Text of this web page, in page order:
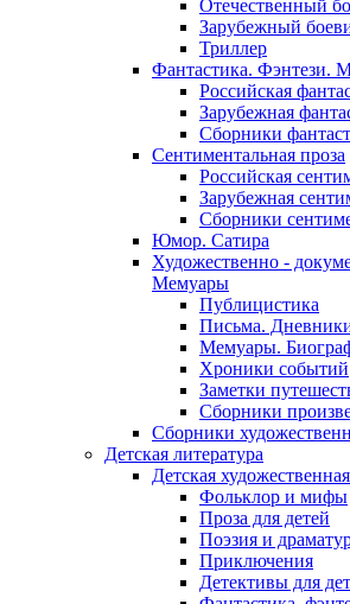
Отечественный
Зарубежный
Триллер
Фантастика. Фэнтези.
Российская
Зарубежная
Сборники
Сентиментальная проза
Российская
Зарубежная
Сборники
Юмор. Сатира
Художественно -
Мемуары
Публицистика
Письма.
Мемуары.
Хроники событий
Заметки
Сборники
Сборники
Детская литература
Детская
Фольклор и мифы
Проза для детей
Поэзия и
Приключения
Детективы для